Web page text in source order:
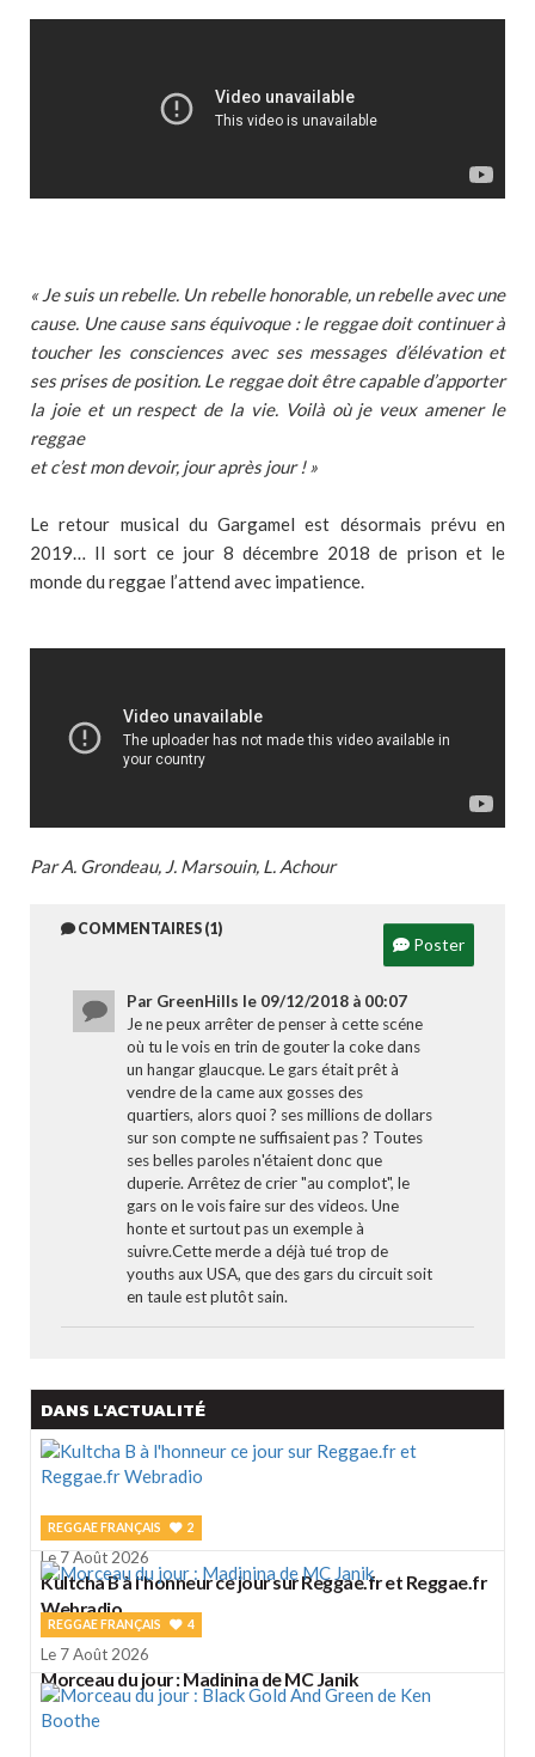
« Je suis un rebelle. Un rebelle honorable, un rebelle avec une
cause. Une cause sans équivoque : le reggae doit continuer à
toucher les consciences avec ses messages d’élévation et
ses prises de position. Le reggae doit être capable d’apporter
la joie et un respect de la vie. Voilà où je veux amener le
reggae
et c’est mon devoir, jour après jour ! »
Le retour musical du Gargamel est désormais prévu en
2019… Il sort ce jour 8 décembre 2018 de prison et le
monde du reggae l’attend avec impatience.
Par A. Grondeau, J. Marsouin, L. Achour
COMMENTAIRES (1)
Poster
Par GreenHills le 09/12/2018 à 00:07
Je ne peux arrêter de penser à cette scéne
où tu le vois en trin de gouter la coke dans
un hangar glaucque. Le gars était prêt à
vendre de la came aux gosses des
quartiers, alors quoi ? ses millions de dollars
sur son compte ne suffisaient pas ? Toutes
ses belles paroles n'étaient donc que
duperie. Arrêtez de crier "au complot", le
gars on le vois faire sur des videos. Une
honte et surtout pas un exemple à
suivre.Cette merde a déjà tué trop de
youths aux USA, que des gars du circuit soit
en taule est plutôt sain.
DANS L'ACTUALITÉ
REGGAE FRANÇAIS 2
Le 7 Août 2026
Kultcha B à l'honneur ce jour sur Reggae.fr et Reggae.fr
Webradio
REGGAE FRANÇAIS 4
Le 7 Août 2026
Morceau du jour : Madinina de MC Janik